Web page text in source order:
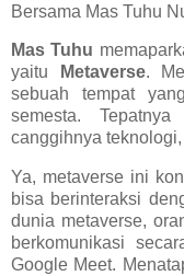
Bersama Mas Tuhu
Mas Tuhu
yaitu
Metaverse.
sebuah tempat
semesta.
canggihnya
Ya, metaverse ini
bisa berinteraksi
dunia metaverse,
berkomunikasi
Google Meet.